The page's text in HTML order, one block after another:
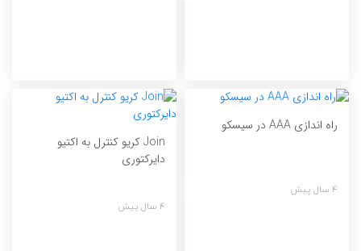
راه اندازی AAA در سیسکو
4 سال پیش
Join کریو کنترل به اکتیو
دایرکتوری
4 سال پیش